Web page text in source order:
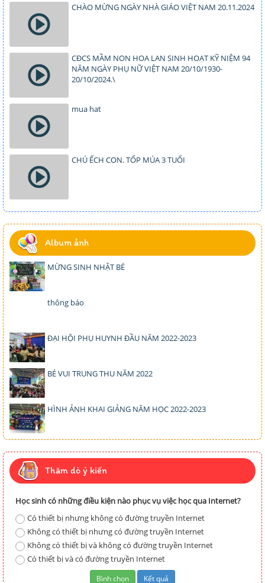
CHÀO MỪNG NGÀY NHÀ GIÁO VIỆT NAM 20.11.2024
CĐCS MẦM NON HOA LAN SINH HOẠT KỸ NIỆM 94
NĂM NGÀY PHỤ NỮ VIỆT NAM 20/10/1930-
20/10/2024.\
mua hat
CHÚ ẾCH CON. TỐP MÚA 3 TUỔI
Album ảnh
MỪNG SINH NHẬT BÉ
thông báo
ĐẠI HỘI PHỤ HUYNH ĐẦU NĂM 2022-2023
BÉ VUI TRUNG THU NĂM 2022
HÌNH ẢNH KHAI GIẢNG NĂM HỌC 2022-2023
Thăm dò ý kiến
Học sinh có những điều kiện nào phục vụ việc học qua Internet?
Có thiết bị nhưng không có đường truyền Internet
Không có thiết bị nhưng có đường truyền Internet
Không có thiết bị và không có đường truyền Internet
Có thiết bị và có đường truyền Internet